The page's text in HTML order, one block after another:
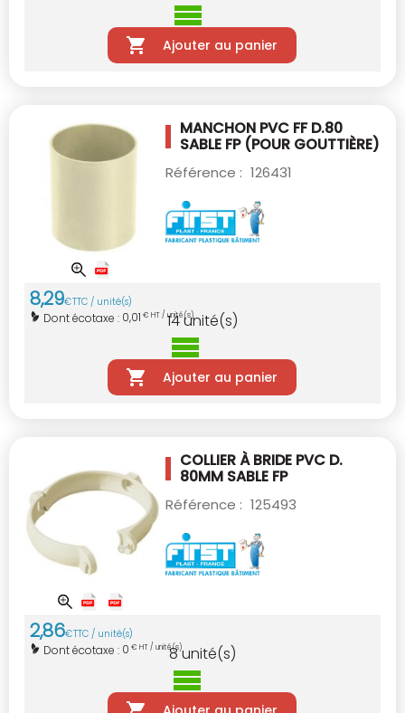
Ajouter au panier
MANCHON PVC FF D.80
SABLE FP (POUR GOUTTIÈRE)
Référence : 126431
8,29€TTC / unité(s)
Dont écotaxe : 0,01 € HT / unité(s)
14unité(s)
Ajouter au panier
COLLIER À BRIDE PVC D.
80MM SABLE FP
Référence : 125493
2,86€TTC / unité(s)
Dont écotaxe : 0 € HT / unité(s)
8unité(s)